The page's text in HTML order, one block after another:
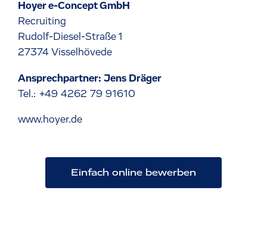
Hoyer e-Concept GmbH
Recruiting
Rudolf-Diesel-Straße 1
27374 Visselhövede
Ansprechpartner: Jens Dräger
Tel.: +49 4262 79 91610
www.hoyer.de
Einfach online bewerben